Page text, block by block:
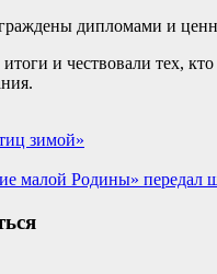
дипломами и
и чествовали тех,
зимой»
малой Родины» передал